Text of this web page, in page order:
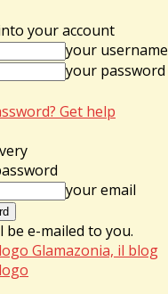
your account
your username
your password
Get help
your email
be e-mailed to you.
Glamazonia, il blog